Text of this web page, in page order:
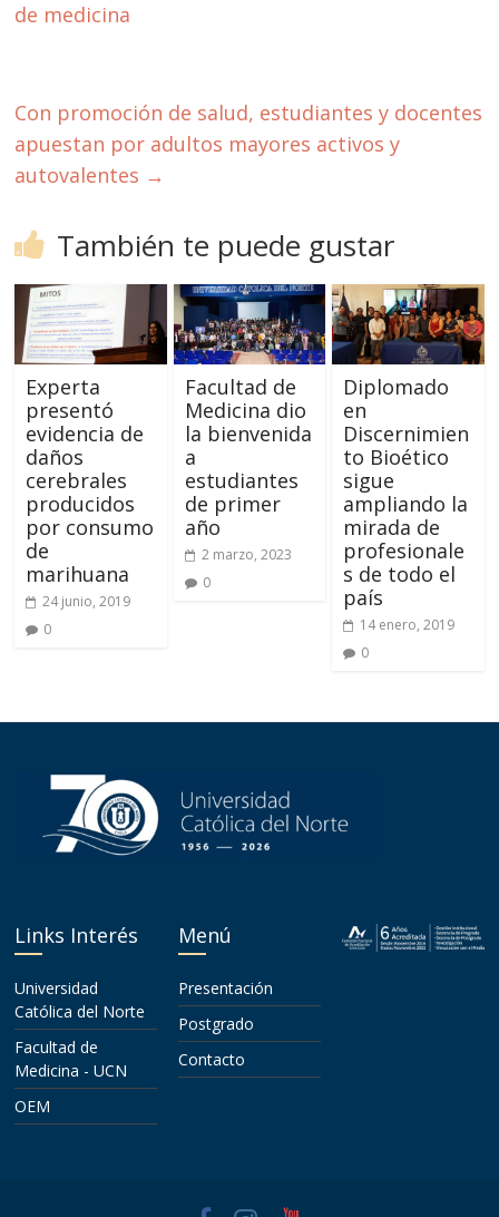
de medicina
Con promoción de salud, estudiantes y docentes
apuestan por adultos mayores activos y
autovalentes →
También te puede gustar
Experta
presentó
evidencia de
daños
cerebrales
producidos
por consumo
de
marihuana
24 junio, 2019
0
Facultad de
Medicina dio
la bienvenida
a
estudiantes
de primer
año
2 marzo, 2023
0
Diplomado
en
Discernimien
to Bioético
sigue
ampliando la
mirada de
profesionale
s de todo el
país
14 enero, 2019
0
Links Interés
Universidad
Católica del Norte
Facultad de
Medicina - UCN
OEM
Menú
Presentación
Postgrado
Contacto